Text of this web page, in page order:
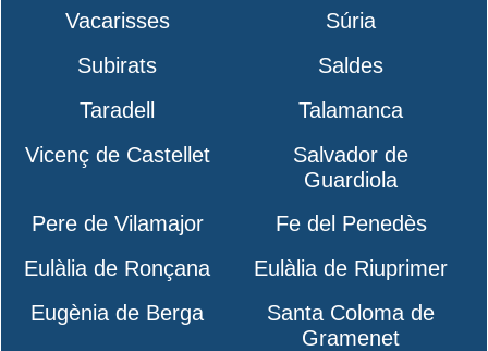
Vacarisses
Súria
Subirats
Saldes
Taradell
Talamanca
Vicenç de Castellet
Salvador de
Guardiola
Pere de Vilamajor
Fe del Penedès
Eulàlia de Ronçana
Eulàlia de Riuprimer
Eugènia de Berga
Santa Coloma de
Gramenet